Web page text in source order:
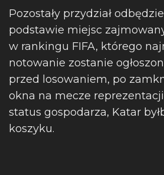
Pozostały przydział
podstawie miejsc
w rankingu FIFA, którego
notowanie zostanie
przed losowaniem, po
okna na mecze
status gospodarza, Katar
koszyku.